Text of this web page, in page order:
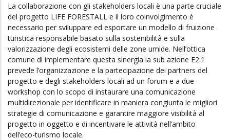
La collaborazione con gli stakeholders locali è una parte cruciale
del progetto LIFE FORESTALL e il loro coinvolgimento è
necessario per sviluppare ed esportare un modello di fruizione
turistica responsabile basato sulla sostenibilità e sulla
valorizzazione degli ecosistemi delle zone umide. Nell’ottica
comune di implementare questa sinergia la sub azione E2.1
prevede l’organizzazione e la partecipazione dei partners del
progetto e degli stakeholders locali ad un forum e a due
workshop con lo scopo di instaurare una comunicazione
multidirezionale per identificare in maniera congiunta le migliori
strategie di comunicazione e garantire maggiore visibilità al
progetto in oggetto e di incentivare le attività nell’ambito
dell’eco-turismo locale.